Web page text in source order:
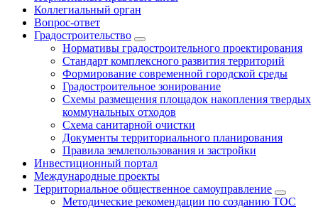
Коллегиальный орган
Вопрос-ответ
Градостроительство
Нормативы градостроительного проектирования
Стандарт комплексного развития территорий
Формирование современной городской среды
Градостроительное зонирование
Схемы размещения площадок накопления твердых
коммунальных отходов
Схема санитарной очистки
Документы территориального планирования
Правила землепользования и застройки
Инвестиционный портал
Международные проекты
Территориальное общественное самоуправление
Методические рекомендации по созданию ТОС